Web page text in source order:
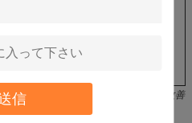
信
10の家
10
ば、Windows Windows 10プロN）の改善
。